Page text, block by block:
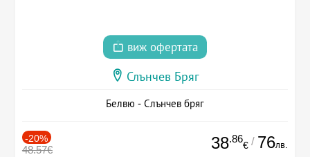
виж офертата
Слънчев Бряг
Белвю - Слънчев бряг
-20%
48.57€ 38.86
€ / 76лв.